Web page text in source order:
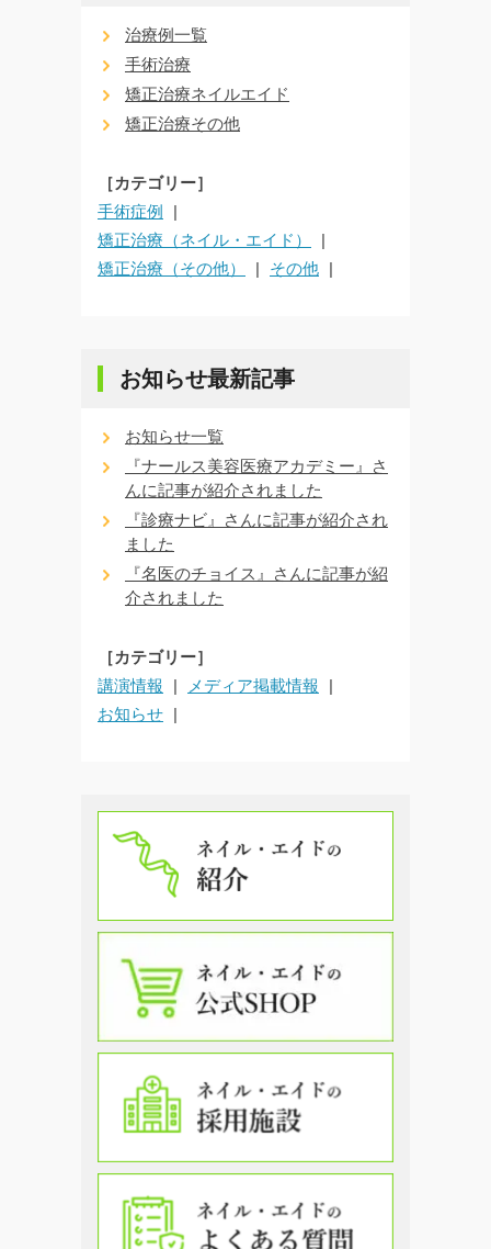
治療例一覧
手術治療
矯正治療ネイルエイド
矯正治療その他
［カテゴリー］
手術症例
矯正治療（ネイル・エイド）
矯正治療（その他）
その他
お知らせ最新記事
お知らせ一覧
『ナールス美容医療アカデミー』さ
んに記事が紹介されました
『診療ナビ』さんに記事が紹介され
ました
『名医のチョイス』さんに記事が紹
介されました
［カテゴリー］
講演情報
メディア掲載情報
お知らせ